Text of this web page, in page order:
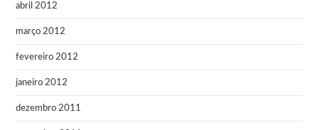
abril 2012
março 2012
fevereiro 2012
janeiro 2012
dezembro 2011